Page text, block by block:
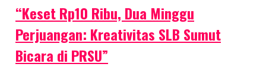
“Keset Rp10 Ribu, Dua Minggu
Perjuangan: Kreativitas SLB Sumut
Bicara di PRSU”